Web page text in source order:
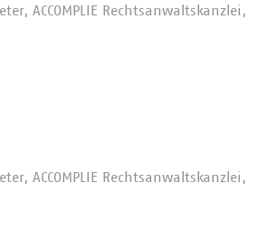
ACCOMPLIE Rechtsanwaltskanzlei,
ACCOMPLIE Rechtsanwaltskanzlei,